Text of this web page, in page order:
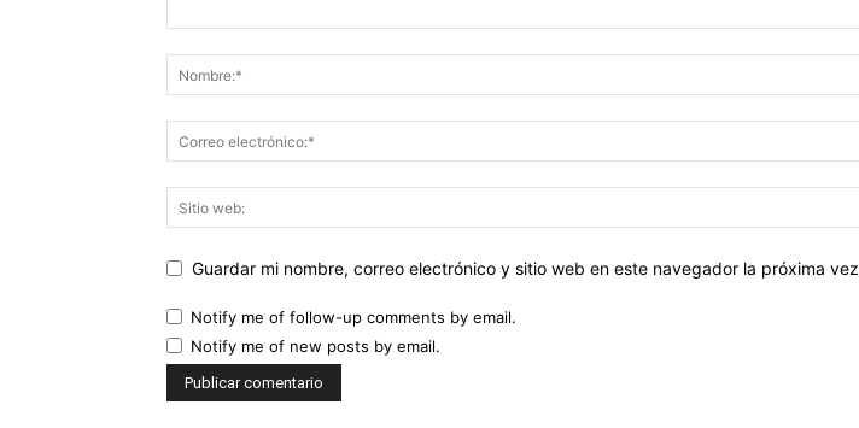
Guardar mi nombre, correo electrónico y sitio web en este navegador la próxima
Notify me of follow-up comments by email.
Notify me of new posts by email.